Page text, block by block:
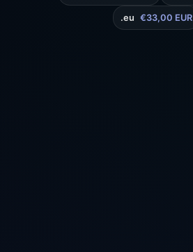
.eu €33,00 EUR